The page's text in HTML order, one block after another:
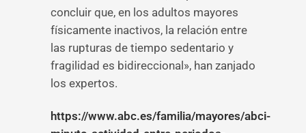
concluir que, en los adultos mayores
físicamente inactivos, la relación entre
las rupturas de tiempo sedentario y
fragilidad es bidireccional», han zanjado
los expertos.
https://www.abc.es/familia/mayores/abci-